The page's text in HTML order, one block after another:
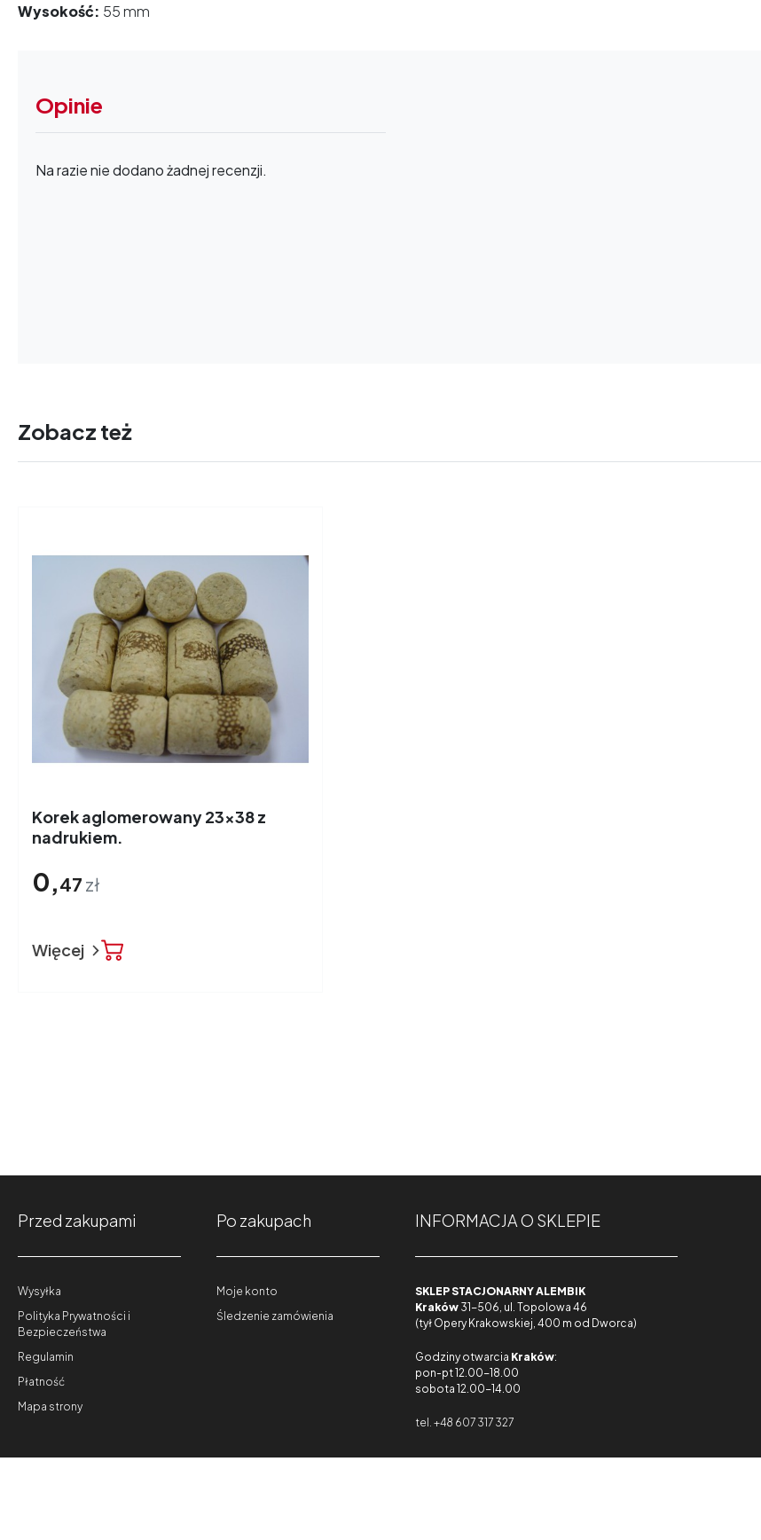
Wysokość: 55 mm
Opinie
Na razie nie dodano żadnej recenzji.
Zobacz też
Korek aglomerowany 23x38 z
nadrukiem.
0,47 zł
Więcej
Przed zakupami
Wysyłka
Polityka Prywatności i
Bezpieczeństwa
Regulamin
Płatność
Mapa strony
Po zakupach
Moje konto
Śledzenie zamówienia
INFORMACJA O SKLEPIE
SKLEP STACJONARNY ALEMBIK
Kraków 31-506, ul. Topolowa 46
(tył Opery Krakowskiej, 400 m od Dworca)
Godziny otwarcia Kraków:
pon-pt 12.00-18.00
sobota 12.00-14.00
tel. +48 607 317 327